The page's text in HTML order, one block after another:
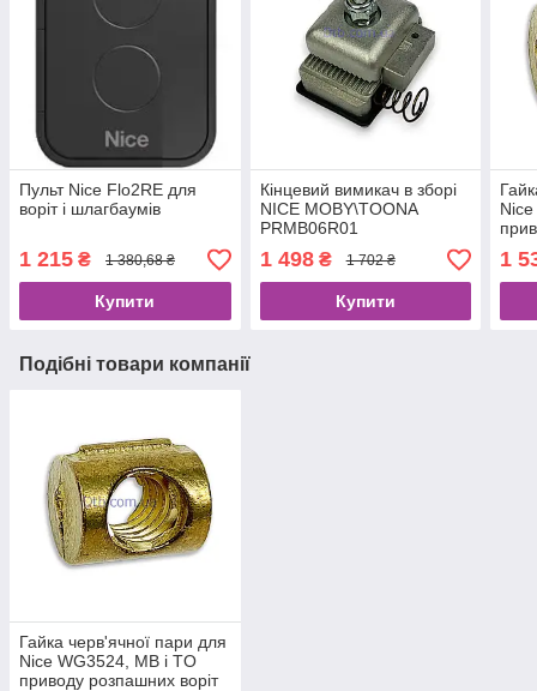
Пульт Nice Flo2RE для
воріт і шлагбаумів
1 215 ₴ 1 380,68 ₴
Купити
Кінцевий вимикач в зборі
NICE MOBY\TOONA
PRMB06R01
1 498₴ 1 702 ₴
Купити
1
Подібні товари компанії
Гайка черв'ячної пари для
Nice WG3524, MB і TO
приводу розпашних воріт